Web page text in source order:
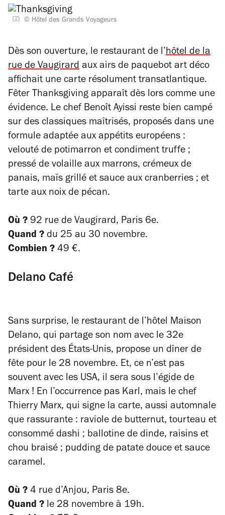
© Hôtel des Grands Voyageurs
Dès son ouverture, le restaurant de l’hôtel de la
rue de Vaugirard aux airs de paquebot art déco
affichait une carte résolument transatlantique.
Fêter Thanksgiving apparaît dès lors comme une
évidence. Le chef Benoît Ayissi reste bien campé
sur des classiques maîtrisés, proposés dans une
formule adaptée aux appétits européens :
velouté de potimarron et condiment truffe ;
pressé de volaille aux marrons, crémeux de
panais, maïs grillé et sauce aux cranberries ; et
tarte aux noix de pécan.
Où ? 92 rue de Vaugirard, Paris 6e.
Quand ? du 25 au 30 novembre.
Combien ? 49 €.
Delano Café
Sans surprise, le restaurant de l’hôtel Maison
Delano, qui partage son nom avec le 32e
président des États-Unis, propose un dîner de
fête pour le 28 novembre. Et, ce n’est pas
souvent avec les USA, il sera sous l’égide de
Marx ! En l’occurrence pas Karl, mais le chef
Thierry Marx, qui signe la carte, aussi automnale
que rassurante : raviole de butternut, tourteau et
consommé dashi ; ballotine de dinde, raisins et
chou braisé ; pudding de patate douce et sauce
caramel.
Où ? 4 rue d’Anjou, Paris 8e.
Quand ? le 28 novembre à 19h.